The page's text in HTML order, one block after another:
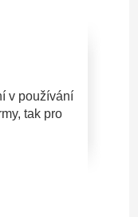
v používání
tak pro